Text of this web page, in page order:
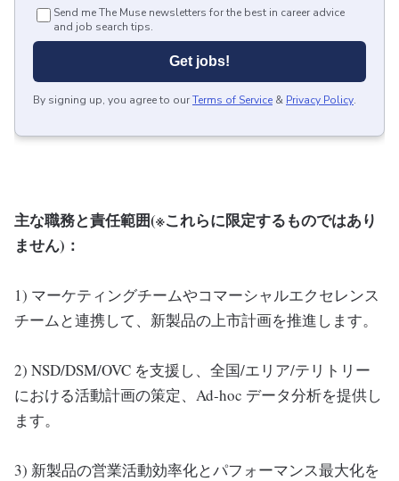
Send me The Muse newsletters for the best in career advice
and job search tips.
Get jobs!
By signing up, you agree to ourTerms of Service & Privacy Policy.
主な職務と責任範囲(※これらに限定するものではあり
ません)：
1) マーケティングチームやコマーシャルエクセレンス
チームと連携して、新製品の上市計画を推進します。
2) NSD/DSM/OVC を支援し、全国/エリア/テリトリー
における活動計画の策定、Ad-hoc データ分析を提供し
ます。
3) 新製品の営業活動効率化とパフォーマンス最大化を